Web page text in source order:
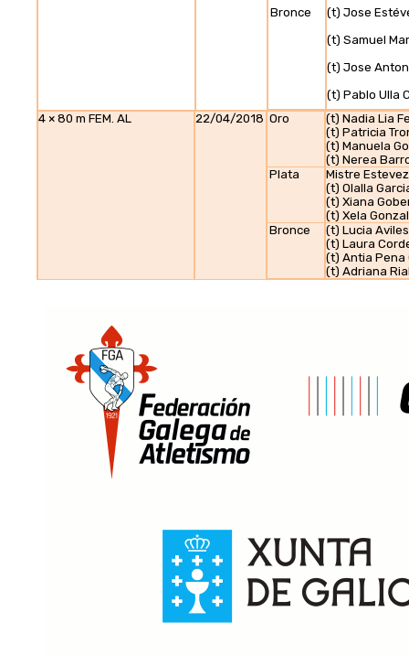
Bronce
(t) Jose
(t) Samuel
(t) Jose
(t) Pablo Ulla
4 × 80 m FEM. AL
22/04/2018 Oro
(t) Nadia Lia
(t) Patricia
(t) Manuela
(t) Nerea
Plata
Mistre
(t) Olalla
(t) Xiana
(t) Xela
Bronce
(t) Lucia
(t) Laura
(t) Antia Pena
(t) Adriana